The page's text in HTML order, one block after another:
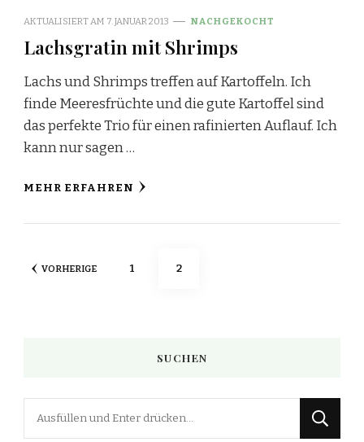
AKTUALISIERT AM 7. JANUAR 2013 NACHGEKOCHT
Lachsgratin mit Shrimps
Lachs und Shrimps treffen auf Kartoffeln. Ich
finde Meeresfrüchte und die gute Kartoffel sind
das perfekte Trio für einen rafinierten Auflauf. Ich
kann nur sagen …
MEHR ERFAHREN
Seitennummerierung
VORHERIGE SEITE
1 SEITE
2
SUCHEN